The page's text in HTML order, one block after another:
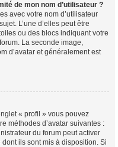
de mon nom d’utilisateur ?
avec votre nom d’utilisateur
L’une d’elles peut être
ou des blocs indiquant votre
La seconde image,
d’avatar et généralement est
« profil » vous pouvez
méthodes d’avatar suivantes :
du forum peut activer
ils sont mis à disposition. Si